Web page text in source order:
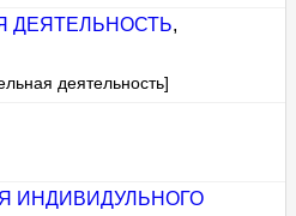
ДЕЯТЕЛЬНОСТЬ,
деятельность]
ИНДИВИДУЛЬНОГО